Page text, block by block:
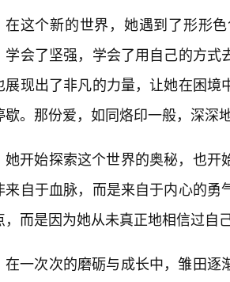
在这个新的世界，她遇到了形形
学会了坚强，学会了用自己的方
展现出了非凡的力量，让她在困
歇。那份爱，如同烙印一般，深深
她开始探索这个世界的奥秘，也开
来自于血脉，而是来自于内心的
，而是因为她从未真正地相信过自
在一次次的磨砺与成长中，雏田逐